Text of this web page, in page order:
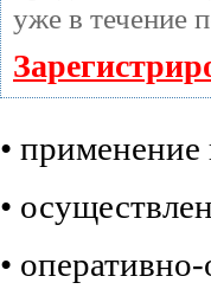
уже в течение
•
•
•